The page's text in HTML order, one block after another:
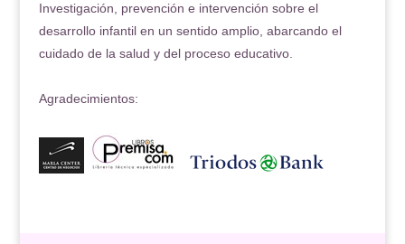
Investigación, prevención e intervención sobre el
desarrollo infantil en un sentido amplio, abarcando el
cuidado de la salud y del proceso educativo.
Agradecimientos: